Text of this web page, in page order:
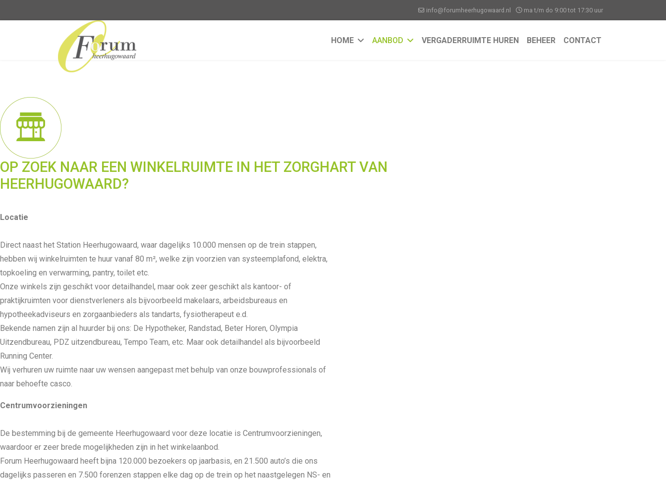
info@forumheerhugowaard.nl ma t/m do 9:00 tot 17:30 uur
HOME AANBOD VERGADERRUIMTE HUREN BEHEER CONTACT
OP ZOEK NAAR EEN WINKELRUIMTE IN HET ZORGHART VAN
HEERHUGOWAARD?
Locatie
Direct naast het Station Heerhugowaard, waar dagelijks 10.000 mensen op de trein stappen,
hebben wij winkelruimten te huur vanaf 80 m², welke zijn voorzien van systeemplafond, elektra,
topkoeling en verwarming, pantry, toilet etc.
Onze winkels zijn geschikt voor detailhandel, maar ook zeer geschikt als kantoor- of
praktijkruimten voor dienstverleners als bijvoorbeeld makelaars, arbeidsbureaus en
hypotheekadviseurs en zorgaanbieders als tandarts, fysiotherapeut e.d.
Bekende namen zijn al huurder bij ons: De Hypotheker, Randstad, Beter Horen, Olympia
Uitzendbureau, PDZ uitzendbureau, Tempo Team, etc. Maar ook detailhandel als bijvoorbeeld
Running Center.
Wij verhuren uw ruimte naar uw wensen aangepast met behulp van onze bouwprofessionals of
naar behoefte casco.
Centrumvoorzieningen
De bestemming bij de gemeente Heerhugowaard voor deze locatie is Centrumvoorzieningen,
waardoor er zeer brede mogelijkheden zijn in het winkelaanbod.
Forum Heerhugowaard heeft bijna 120.000 bezoekers op jaarbasis, en 21.500 auto’s die ons
dagelijks passeren en 7.500 forenzen stappen elke dag op de trein op het naastgelegen NS- en